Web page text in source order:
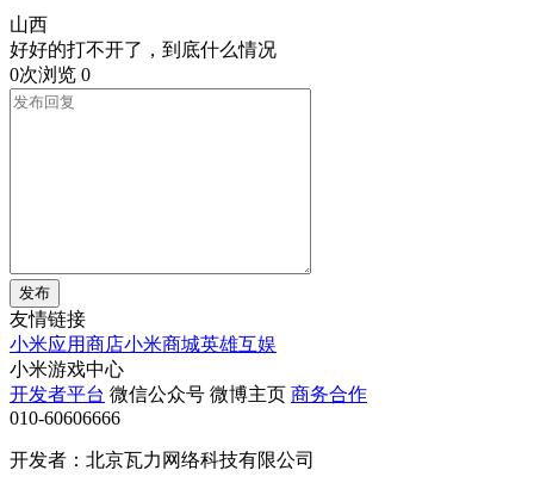
山西
好好的打不开了，到底什么情况
0次浏览 0
发布
友情链接
小米应用商店小米商城英雄互娱
小米游戏中心
开发者平台 微信公众号 微博主页 商务合作
010-60606666
开发者：北京瓦力网络科技有限公司